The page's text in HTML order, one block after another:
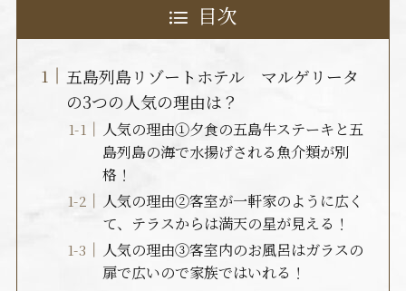
目次
五島列島リゾートホテル マルゲリータ
の3つの人気の理由は？
人気の理由①夕食の五島牛ステーキと五
島列島の海で水揚げされる魚介類が別
格！
人気の理由②客室が一軒家のように広く
て、テラスからは満天の星が見える！
人気の理由③客室内のお風呂はガラスの
扉で広いので家族ではいれる！